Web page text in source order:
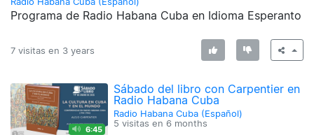
Programa de Radio Habana Cuba en Idioma Esperanto
7 visitas en 3 years
6:45
Sábado del libro con Carpentier en
Radio Habana Cuba
Radio Habana Cuba (Español)
5 visitas en 6 months